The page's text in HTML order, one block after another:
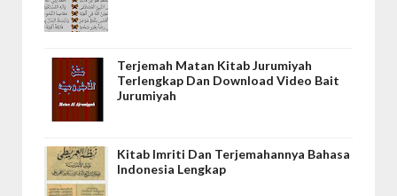
Terjemah Matan Kitab Jurumiyah
Terlengkap Dan Download Video Bait
Jurumiyah
Kitab Imriti Dan Terjemahannya Bahasa
Indonesia Lengkap